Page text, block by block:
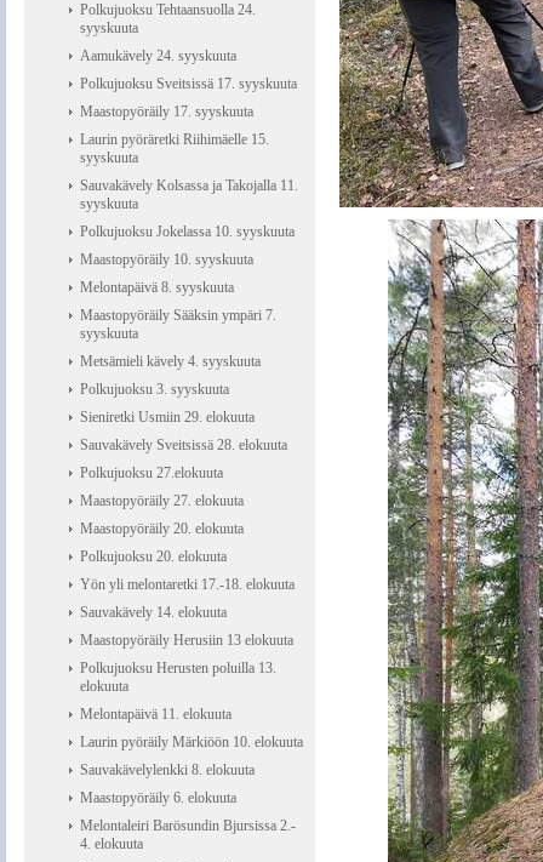
Polkujuoksu Tehtaansuolla 24.
syyskuuta
Aamukävely 24. syyskuuta
Polkujuoksu Sveitsissä 17. syyskuuta
Maastopyöräily 17. syyskuuta
Laurin pyöräretki Riihimäelle 15.
syyskuuta
Sauvakävely Kolsassa ja Takojalla 11.
syyskuuta
Polkujuoksu Jokelassa 10. syyskuuta
Maastopyöräily 10. syyskuuta
Melontapäivä 8. syyskuuta
Maastopyöräily Sääksin ympäri 7.
syyskuuta
Metsämieli kävely 4. syyskuuta
Polkujuoksu 3. syyskuuta
Sieniretki Usmiin 29. elokuuta
Sauvakävely Sveitsissä 28. elokuuta
Polkujuoksu 27.elokuuta
Maastopyöräily 27. elokuuta
Maastopyöräily 20. elokuuta
Polkujuoksu 20. elokuuta
Yön yli melontaretki 17.-18. elokuuta
Sauvakävely 14. elokuuta
Maastopyöräily Herusiin 13 elokuuta
Polkujuoksu Herusten poluilla 13.
elokuuta
Melontapäivä 11. elokuuta
Laurin pyöräily Märkiöön 10. elokuuta
Sauvakävelylenkki 8. elokuuta
Maastopyöräily 6. elokuuta
Melontaleiri Barösundin Bjursissa 2.-
4. elokuuta